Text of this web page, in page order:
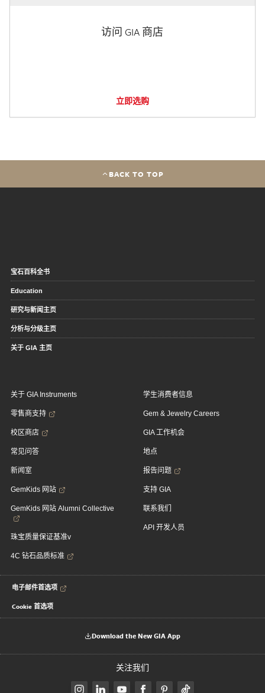
访问 GIA 商店
立即选购
BACK TO TOP
宝石百科全书
Education
研究与新闻主页
分析与分级主页
关于 GIA 主页
关于 GIA Instruments
零售商支持
校区商店
常见问答
新闻室
GemKids 网站
GemKids 网站 Alumni Collective
珠宝质量保证基准v
4C 钻石品质标准
学生消费者信息
Gem & Jewelry Careers
GIA 工作机会
地点
报告问题
支持 GIA
联系我们
API 开发人员
电子邮件首选项
Cookie 首选项
Download the New GIA App
关注我们